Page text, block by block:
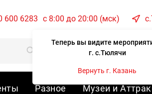
600 6283 c 8:00 до 20:00 (мск)
Теперь вы видите
г. с.Тюлячи
Вернуть г. Казань
Корзина
Разное Музеи и